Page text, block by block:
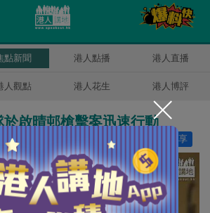
點新聞 港人點播 港人直播
人觀點 港人花生 港人博評
啟晴邨槍擊案迅速行動
分享